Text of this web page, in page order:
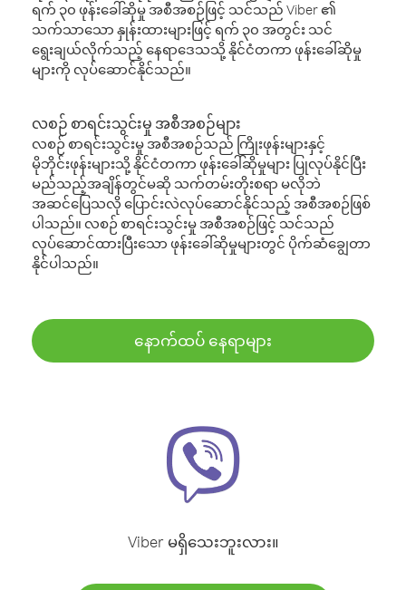
ရက် ၃၀ ဖုန်းခေါ်ဆိုမှု အစီအစဉ်ဖြင့် သင်သည် Viber ၏
သက်သာသော နှုန်းထားများဖြင့် ရက် ၃၀ အတွင်း သင်
ရွေးချယ်လိုက်သည့် နေရာဒေသသို့ နိုင်ငံတကာ ဖုန်းခေါ်ဆိုမှု
များကို လုပ်ဆောင်နိုင်သည်။
လစဉ် စာရင်းသွင်းမှု အစီအစဉ်များ
လစဉ် စာရင်းသွင်းမှု အစီအစဉ်သည် ကြိုးဖုန်းများနှင့်
မိုဘိုင်းဖုန်းများသို့ နိုင်ငံတကာ ဖုန်းခေါ်ဆိုမှုများ ပြုလုပ်နိုင်ပြီး
မည်သည့်အချိန်တွင်မဆို သက်တမ်းတိုးစရာ မလိုဘဲ
အဆင်ပြေသလို ပြောင်းလဲလုပ်ဆောင်နိုင်သည့် အစီအစဉ်ဖြစ်
ပါသည်။ လစဉ် စာရင်းသွင်းမှု အစီအစဉ်ဖြင့် သင်သည်
လုပ်ဆောင်ထားပြီးသော ဖုန်းခေါ်ဆိုမှုများတွင် ပိုက်ဆံချွေတာ
နိုင်ပါသည်။
နောက်ထပ် နေရာများ
Viber မရှိသေးဘူးလား။